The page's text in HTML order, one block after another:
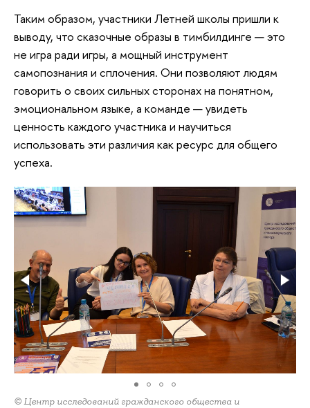
Таким образом, участники Летней школы пришли к
выводу, что сказочные образы в тимбилдинге — это
не игра ради игры, а мощный инструмент
самопознания и сплочения. Они позволяют людям
говорить о своих сильных сторонах на понятном,
эмоциональном языке, а команде — увидеть
ценность каждого участника и научиться
использовать эти различия как ресурс для общего
успеха.
© Центр исследований гражданского общества и